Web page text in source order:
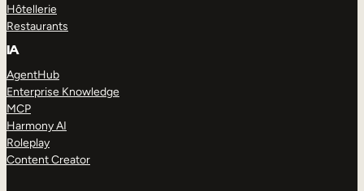
Hôtellerie
Restaurants
IA
AgentHub
Enterprise Knowledge
MCP
Harmony AI
Roleplay
Content Creator